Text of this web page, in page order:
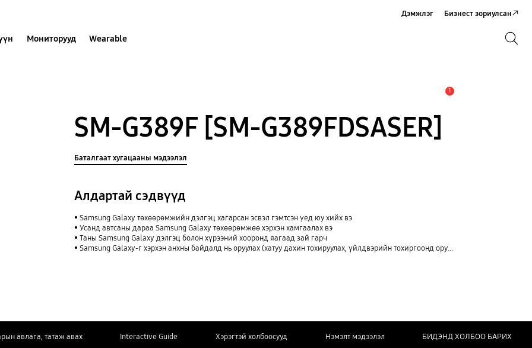
Мониторууд Wearable
Дэмжлэг Бизнест зориулсан
1
SM-G389F [SM-G389FDSASER]
Баталгаат хугацааны мэдээлэл
Алдартай сэдвүүд
Samsung Galaxy төхөөрөмжийн дэлгэц хагарсан эсвэл гэмтсэн үед юу хийх вэ
Усанд автсаны дараа Samsung Galaxy төхөөрөмжөө хэрхэн хамгаалах вэ
Таны Samsung Galaxy дэлгэц болон хүрээний хооронд яагаад зай гарч
Samsung Galaxy-г хэрхэн анхны байдалд нь оруулах (хатуу дахин тохируулах, үйлдвэрийн тохиргоонд оруулах)
авлага, татаж авах Interactive Guide Хэрэгтэй холбоосууд Нэмэлт мэдээлэл БИДЭНД ХОЛБОО БАРИХ